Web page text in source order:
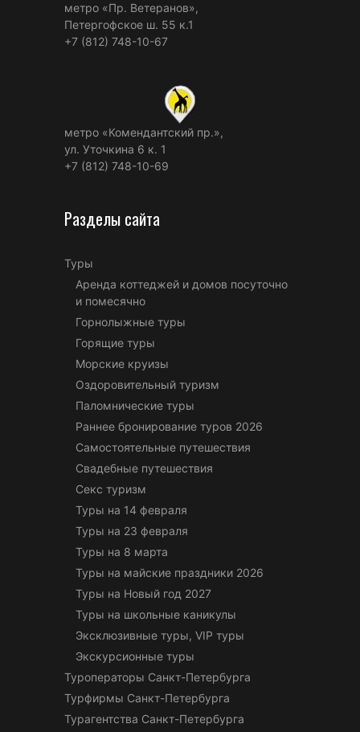
метро «Пр. Ветеранов»,
Петергофское ш. 55 к.1
+7 (812) 748-10-67
метро «Комендантский пр.»,
ул. Уточкина 6 к. 1
+7 (812) 748-10-69
Разделы сайта
Туры
Аренда коттеджей и домов посуточно
и помесячно
Горнолыжные туры
Горящие туры
Морские круизы
Оздоровительный туризм
Паломнические туры
Раннее бронирование туров 2026
Самостоятельные путешествия
Свадебные путешествия
Секс туризм
Туры на 14 февраля
Туры на 23 февраля
Туры на 8 марта
Туры на майские праздники 2026
Туры на Новый год 2027
Туры на школьные каникулы
Эксклюзивные туры, VIP туры
Экскурсионные туры
Туроператоры Санкт-Петербурга
Турфирмы Санкт-Петербурга
Турагентства Санкт-Петербурга